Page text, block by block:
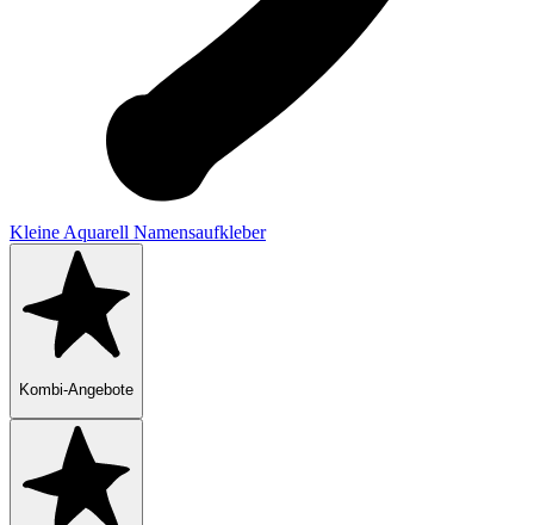
Kleine Aquarell Namensaufkleber
Kombi-Angebote